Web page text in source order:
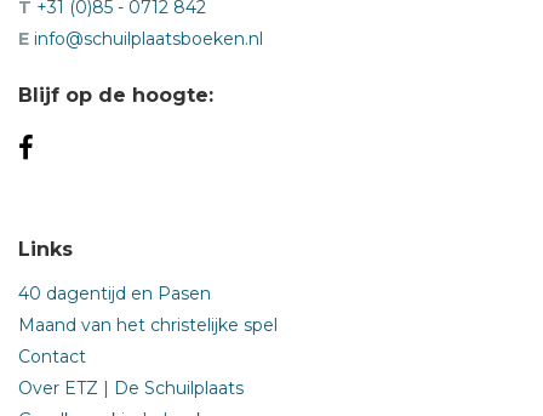
T +31 (0)85 - 0712 842
E info@schuilplaatsboeken.nl
Blijf op de hoogte:
Links
40 dagentijd en Pasen
Maand van het christelijke spel
Contact
Over ETZ | De Schuilplaats